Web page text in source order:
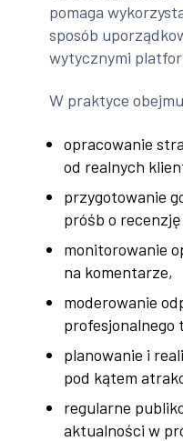
pomaga
sposób
wytycznymi
W praktyce
opracowanie
od realnych
przygotowanie
próśb o
monitorowanie
na komentarze,
moderowanie
profesjonalnego
planowanie i
pod kątem
regularne
aktualności w